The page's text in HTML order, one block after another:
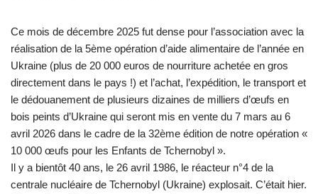
Ce mois de décembre 2025 fut dense pour l’association avec la
réalisation de la 5ème opération d’aide alimentaire de l’année en
Ukraine (plus de 20 000 euros de nourriture achetée en gros
directement dans le pays !) et l’achat, l’expédition, le transport et
le dédouanement de plusieurs dizaines de milliers d’œufs en
bois peints d’Ukraine qui seront mis en vente du 7 mars au 6
avril 2026 dans le cadre de la 32ème édition de notre opération «
10 000 œufs pour les Enfants de Tchernobyl ».
Il y a bientôt 40 ans, le 26 avril 1986, le réacteur n°4 de la
centrale nucléaire de Tchernobyl (Ukraine) explosait. C’était hier.